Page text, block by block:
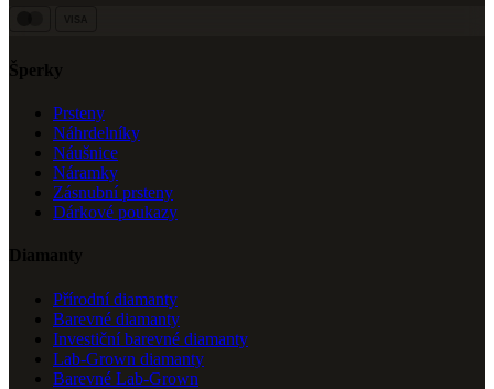
Šperky
Prsteny
Náhrdelníky
Náušnice
Náramky
Zásnubní prsteny
Dárkové poukazy
Diamanty
Přírodní diamanty
Barevné diamanty
Investiční barevné diamanty
Lab-Grown diamanty
Barevné Lab-Grown